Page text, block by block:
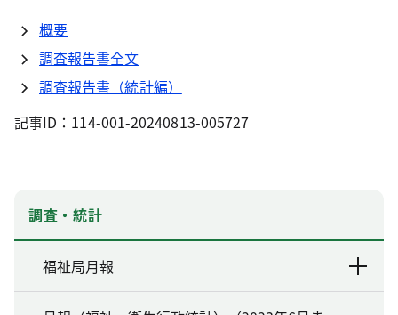
概要
調査報告書全文
調査報告書（統計編）
記事ID：114-001-20240813-005727
調査・統計
福祉局月報